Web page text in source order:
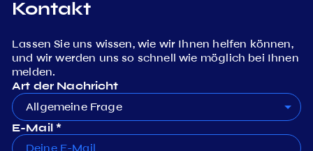
Kontakt
Lassen Sie uns wissen, wie wir Ihnen helfen können,
und wir werden uns so schnell wie möglich bei Ihnen
melden.
Art der Nachricht
Allgemeine Frage
E-Mail *